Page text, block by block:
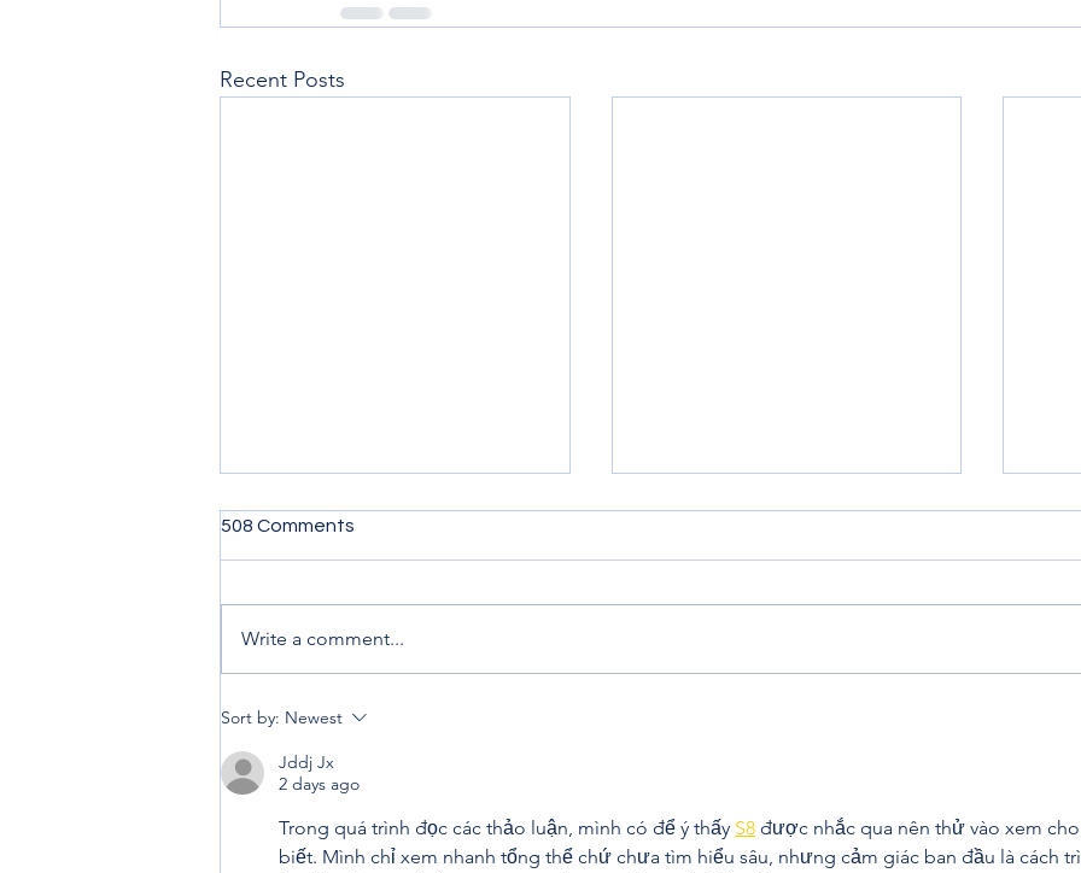
Recent Posts
Penning down my
experience from afar
508 Comments
Write a comment...
Sort by: Newest
Jddj Jx
2 days ago
Trong quá trình đọc các thảo luận, mình có để ý thấy S8 được nhắc qua nên thử vào xem cho
biết. Mình chỉ xem nhanh tổng thể chứ chưa tìm hiểu sâu, nhưng cảm giác ban đầu là cách